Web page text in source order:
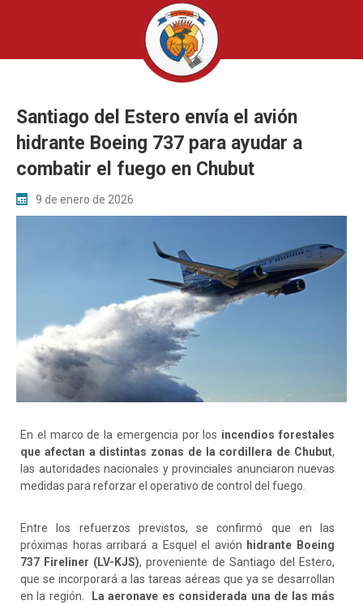
Santiago del Estero envía el avión
hidrante Boeing 737 para ayudar a
combatir el fuego en Chubut
9 de enero de 2026
En el marco de la emergencia por los incendios forestales
que afectan a distintas zonas de la cordillera de Chubut,
las autoridades nacionales y provinciales anunciaron nuevas
medidas para reforzar el operativo de control del fuego.
Entre los refuerzos previstos, se confirmó que en las
próximas horas arribará a Esquel el avión hidrante Boeing
737 Fireliner (LV-KJS), proveniente de Santiago del Estero,
que se incorporará a las tareas aéreas que ya se desarrollan
en la región.
La aeronave es considerada una de las más